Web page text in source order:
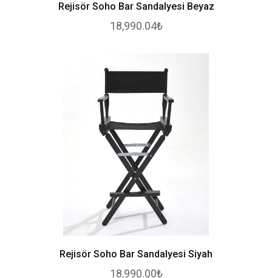
Rejisör Soho Bar Sandalyesi Beyaz
18,990.04₺
Rejisör Soho Bar Sandalyesi Siyah
18,990.00₺